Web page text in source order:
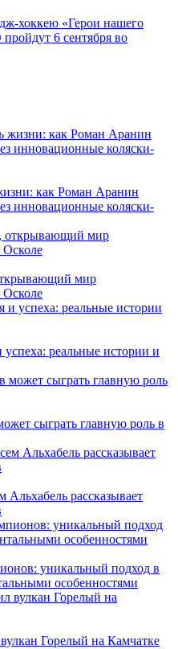
хоккею «Герои нашего
6 сентября во
как Роман Аранин
инновационные коляски-
мир
Осколе
успеха: реальные истории и
сыграть главную роль в
Альхабель рассказывает
уникальный подход в
особенностями
Горелый на Камчатке